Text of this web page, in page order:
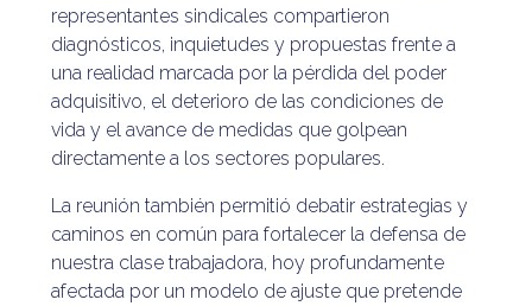
representantes sindicales compartieron
diagnósticos, inquietudes y propuestas frente a
una realidad marcada por la pérdida del poder
adquisitivo, el deterioro de las condiciones de
vida y el avance de medidas que golpean
directamente a los sectores populares.
La reunión también permitió debatir estrategias y
caminos en común para fortalecer la defensa de
nuestra clase trabajadora, hoy profundamente
afectada por un modelo de ajuste que pretende